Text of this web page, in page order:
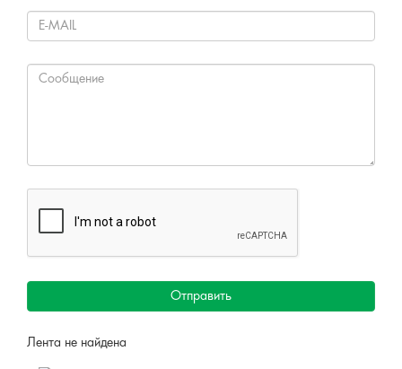
Отправить
Лента не найдена